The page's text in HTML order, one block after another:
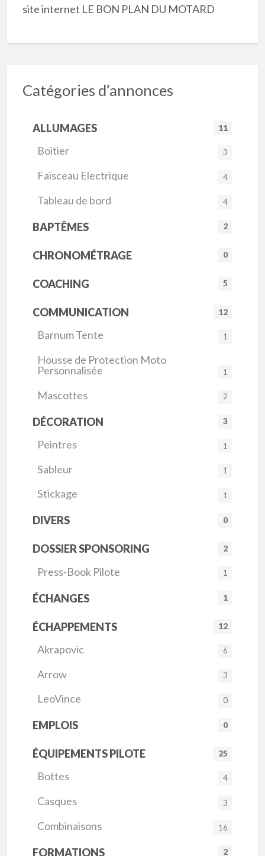
site internet LE BON PLAN DU MOTARD
Catégories d’annonces
ALLUMAGES 11
Boitier 3
Faisceau Electrique 4
Tableau de bord 4
BAPTÊMES 2
CHRONOMÉTRAGE 0
COACHING 5
COMMUNICATION 12
Barnum Tente 1
Housse de Protection Moto
Personnalisée
1
Mascottes 2
DÉCORATION 3
Peintres 1
Sableur 1
Stickage 1
DIVERS 0
DOSSIER SPONSORING 2
Press-Book Pilote 1
ÉCHANGES 1
ÉCHAPPEMENTS 12
Akrapovic 6
Arrow 3
LeoVince 0
EMPLOIS 0
ÉQUIPEMENTS PILOTE 25
Bottes 4
Casques 3
Combinaisons 16
FORMATIONS 2